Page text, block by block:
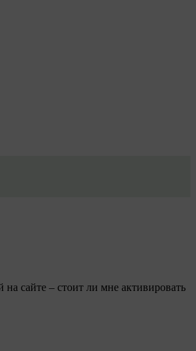
сайте – стоит ли мне активировать